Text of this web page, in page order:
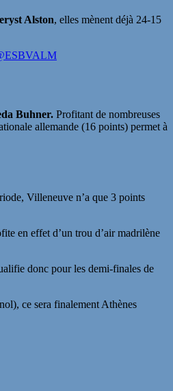
Alston, elles mènent déjà 24-15
Buhner. Profitant de nombreuses
allemande (16 points) permet à
Villeneuve n’a que 3 points
en effet d’un trou d’air madrilène
donc pour les demi-finales de
ce sera finalement Athènes